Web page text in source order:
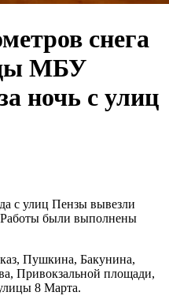
снега
МБУ
ночь с улиц
с улиц Пензы вывезли
были выполнены
Пушкина, Бакунина,
Привокзальной площади,
8 Марта.